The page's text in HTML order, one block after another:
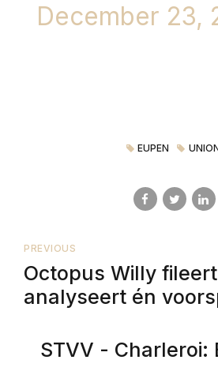
December 23,
EUPEN
PREVIOUS
Octopus Willy
analyseert én
STVV - Charleroi: